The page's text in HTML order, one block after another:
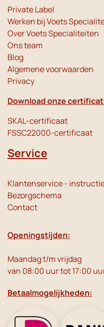
Private Label
Werken bij Voets
Over Voets Specialiteiten
Ons team
Blog
Algemene voorwaarden
Privacy
Download onze
SKAL-certificaat
FSSC22000-certificaat
Service
Klantenservice -
Bezorgschema
Contact
Openingstijden:
Maandag t/m vrijdag
van 08:00 uur tot 17:00
Betaalmogelijkheden: